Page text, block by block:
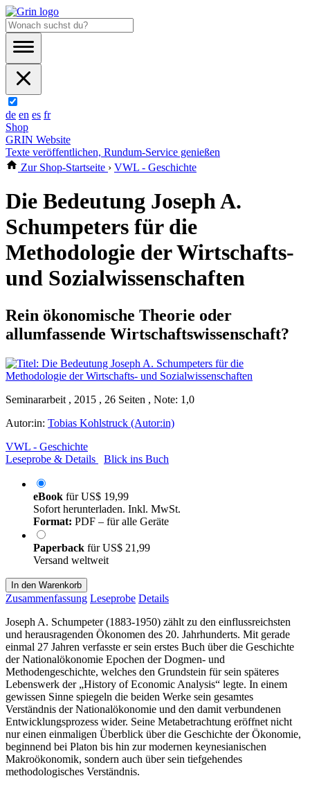
de en es fr
Shop
GRIN Website
Texte veröffentlichen, Rundum-Service genießen
Zur Shop-Startseite › VWL - Geschichte
Die Bedeutung Joseph A.
Schumpeters für die
Methodologie der Wirtschafts-
und Sozialwissenschaften
Rein ökonomische Theorie oder
allumfassende Wirtschaftswissenschaft?
Seminararbeit , 2015 , 26 Seiten , Note: 1,0
Autor:in: Tobias Kohlstruck (Autor:in)
VWL - Geschichte
Leseprobe & Details
Blick ins Buch
eBook fürUS$ 19,99
Sofort herunterladen. Inkl. MwSt.
Format: PDF – für alle Geräte
Paperback fürUS$ 21,99
Versand weltweit
In den Warenkorb
Zusammenfassung Leseprobe Details
Joseph A. Schumpeter (1883-1950) zählt zu den einflussreichsten
und herausragenden Ökonomen des 20. Jahrhunderts. Mit gerade
einmal 27 Jahren verfasste er sein erstes Buch über die Geschichte
der Nationalökonomie Epochen der Dogmen- und
Methodengeschichte, welches den Grundstein für sein späteres
Lebenswerk der „History of Economic Analysis“ legte. In einem
gewissen Sinne spiegeln die beiden Werke sein gesamtes
Verständnis der Nationalökonomie und den damit verbundenen
Entwicklungsprozess wider. Seine Metabetrachtung eröffnet nicht
nur einen einmaligen Überblick über die Geschichte der Ökonomie,
beginnend bei Platon bis hin zur modernen keynesianischen
Makroökonomik, sondern auch über sein tiefgehendes
methodologisches Verständnis.